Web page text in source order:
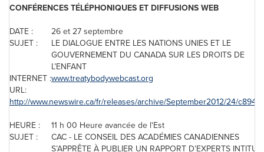
CONFÉRENCES TÉLÉPHONIQUES ET DIFFUSIONS WEB
DATE :
26 et 27 septembre
SUJET :
LE DIALOGUE ENTRE LES NATIONS UNIES ET LE
GOUVERNEMENT DU CANADASUR LES DROITS DE
L’ENFANT
INTERNET :www.treatybodywebcast.org
URL:
http://www.newswire.ca/fr/releases/archive/September2012/24/
HEURE :
11 h 00 Heure avancée de l'Est
SUJET :
CAC - LE CONSEIL DES ACADÉMIES CANADIENNES
S’APPRÊTE À PUBLIER UN RAPPORT D’EXPERTS